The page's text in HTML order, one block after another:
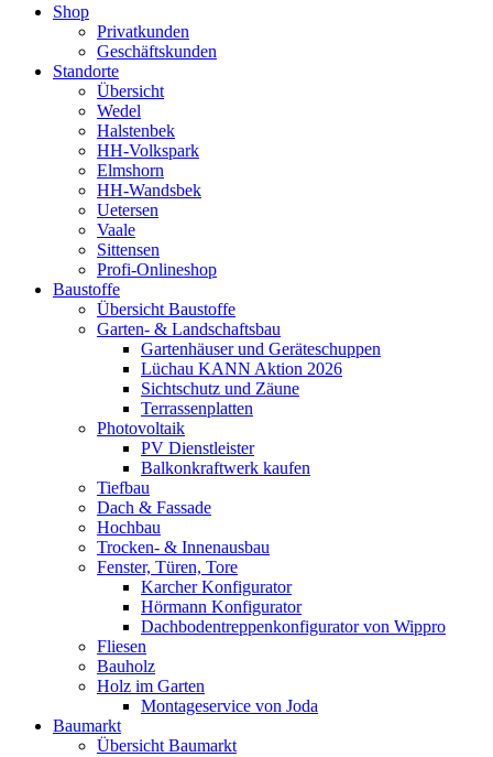
Shop
Privatkunden
Geschäftskunden
Standorte
Übersicht
Wedel
Halstenbek
HH-Volkspark
Elmshorn
HH-Wandsbek
Uetersen
Vaale
Sittensen
Profi-Onlineshop
Baustoffe
Übersicht Baustoffe
Garten- & Landschaftsbau
Gartenhäuser und Geräteschuppen
Lüchau KANN Aktion 2026
Sichtschutz und Zäune
Terrassenplatten
Photovoltaik
PV Dienstleister
Balkonkraftwerk kaufen
Tiefbau
Dach & Fassade
Hochbau
Trocken- & Innenausbau
Fenster, Türen, Tore
Karcher Konfigurator
Hörmann Konfigurator
Dachbodentreppenkonfigurator von Wippro
Fliesen
Bauholz
Holz im Garten
Montageservice von Joda
Baumarkt
Übersicht Baumarkt